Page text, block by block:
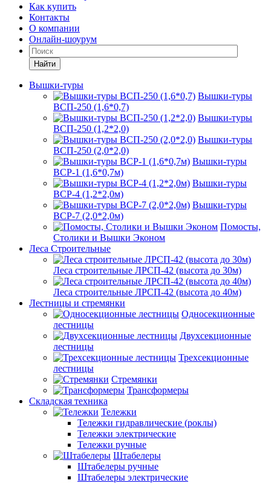
Как купить
Контакты
О компании
Онлайн-шоурум
Найти
Вышки-туры
Вышки-туры
ВСП-250 (1,6*0,7)
Вышки-туры
ВСП-250 (1,2*2,0)
Вышки-туры
ВСП-250 (2,0*2,0)
Вышки-туры
ВСР-1 (1,6*0,7м)
Вышки-туры
ВСР-4 (1,2*2,0м)
Вышки-туры
ВСР-7 (2,0*2,0м)
Помосты,
Столики и Вышки Эконом
Леса Строительные
Леса строительные ЛРСП-42 (высота до 30м)
Леса строительные ЛРСП-42 (высота до 40м)
Лестницы и стремянки
Односекционные
лестницы
Двухсекционные
лестницы
Трехсекционные
лестницы
Стремянки
Трансформеры
Складская техника
Тележки
Тележки гидравлические (роклы)
Тележки электрические
Тележки ручные
Штабелеры
Штабелеры ручные
Штабелеры электрические